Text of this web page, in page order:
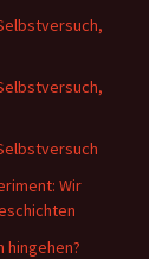
Wir
hingehen?